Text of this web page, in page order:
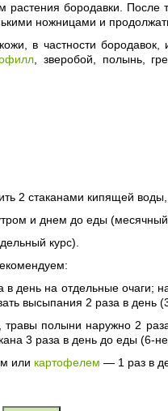
бородавки. После
ножницами и
в частности
, зверобой, полынь,
2 стаканами кипящей
и днем до еды (месячный
курс).
день на отдельные очаги;
высыпания 2 раза в день
полыни наружно 2
3 раза в день до еды (6-
или картофелем — 1 раз в